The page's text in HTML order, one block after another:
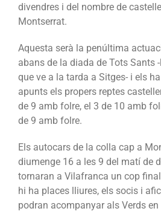
divendres i del nombre de
Montserrat.
Aquesta serà la penúltima
abans de la diada de Tots Sants
que ve a la tarda a Sitges- i els
apunts els propers reptes
de 9 amb folre, el 3 de 10 amb
de 9 amb folre.
Els autocars de la colla cap a
diumenge 16 a les 9 del matí de
tornaran a Vilafranca un cop
hi ha places lliures, els socis i
podran acompanyar als Verds